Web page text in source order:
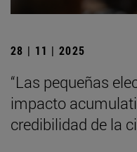
28 | 11 | 2025
“Las pequeñas
impacto
credibilidad de la